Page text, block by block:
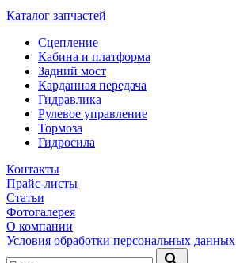
Каталог запчастей
Сцепление
Кабина и платформа
Задний мост
Карданная передача
Гидравлика
Рулевое управление
Тормоза
Гидросила
Контакты
Прайс-листы
Статьи
Фотогалерея
О компании
Условия обработки персональных данных